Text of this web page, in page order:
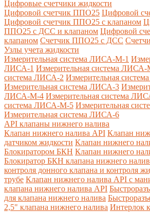
Цифровые счетчики жидкости
Цифровой счетчик ППО25 Цифровой
Цифровой счетчик ППО25 с клапаном
ППО25 с ДСС и клапаном Цифровой
клапаном Счетчик ППО25 с ДСС
Узлы учета жидкости
Измерительная система ЛИСА-М-1
ЛИСА-1 Измерительная система
система ЛИСА-2 Измерительная
Измерительная система ЛИСА-3
ЛИСА-М-4 Измерительная система
система ЛИСА-М-5 Измерительная
Измерительная система ЛИСА-6
API клапаны нижнего налива
Клапан нижнего налива API Клапан
датчиком жидкости Клапан нижнего
Блокиратором БКН Клапан нижнего
Блокиратор БКН клапана нижнего
контроля донного клапана и контроля
трубе Клапан нижнего налива API с
клапана нижнего налива API
для клапана нижнего налива
2,5" клапана нижнего налива Интерлок